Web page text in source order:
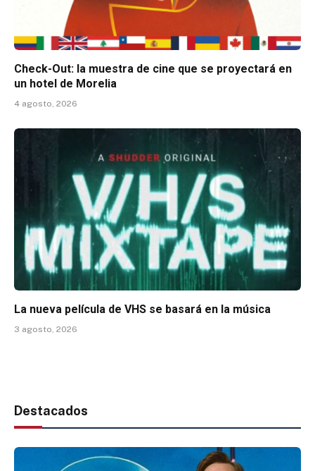
Check-Out: la muestra de cine que se proyectará en
un hotel de Morelia
4 agosto, 2026
La nueva película de VHS se basará en la música
3 agosto, 2026
Destacados